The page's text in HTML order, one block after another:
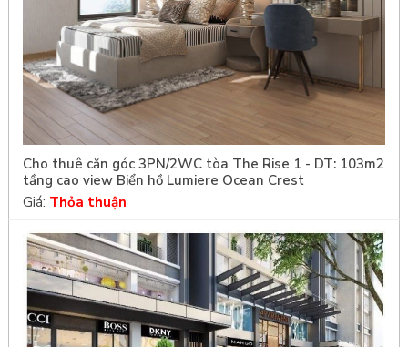
Cho thuê căn góc 3PN/2WC tòa The Rise 1 - DT: 103m2
tầng cao view Biển hồ Lumiere Ocean Crest
Giá: Thỏa thuận